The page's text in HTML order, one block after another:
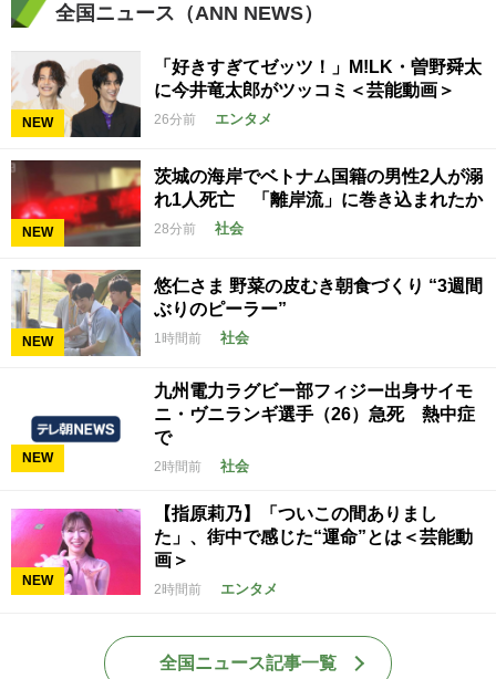
全国ニュース（ANN NEWS）
NEW
「好きすぎてゼッツ！」M!LK・曽野舜太
に今井竜太郎がツッコミ＜芸能動画＞
26分前 エンタメ
NEW
茨城の海岸でベトナム国籍の男性2人が溺
れ1人死亡 「離岸流」に巻き込まれたか
28分前 社会
NEW
悠仁さま 野菜の皮むき朝食づくり “3週間
ぶりのピーラー”
1時間前 社会
NEW
九州電力ラグビー部フィジー出身サイモ
ニ・ヴニランギ選手（26）急死 熱中症
で
2時間前 社会
NEW
【指原莉乃】「ついこの間ありまし
た」、街中で感じた“運命”とは＜芸能動
画＞
2時間前 エンタメ
全国ニュース記事一覧